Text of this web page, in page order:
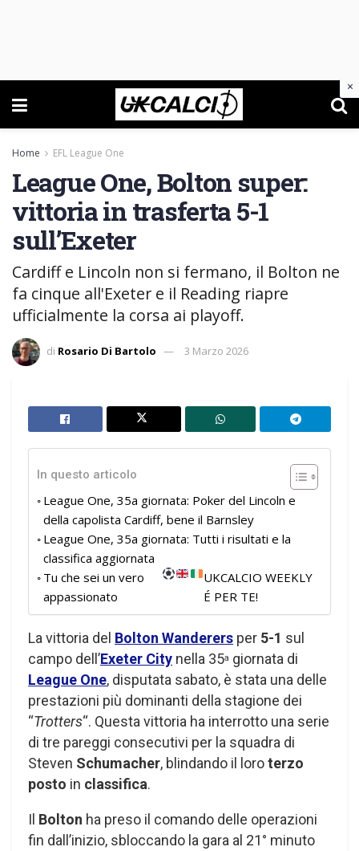
Home EFL League One
League One, Bolton super:
vittoria in trasferta 5-1
sull’Exeter
Cardiff e Lincoln non si fermano, il Bolton ne
fa cinque all'Exeter e il Reading riapre
ufficialmente la corsa ai playoff.
di Rosario Di Bartolo 3 Marzo 2026
In questo articolo
League One, 35a giornata: Poker del Lincoln e
della capolista Cardiff, bene il Barnsley
League One, 35a giornata: Tutti i risultati e la
classifica aggiornata
Tu che sei un vero
appassionato
UKCALCIO WEEKLY
É PER TE!
La vittoria del Bolton Wanderers per 5-1 sul
campo dell’Exeter City nella 35a giornata di
League One, disputata sabato, è stata una delle
prestazioni più dominanti della stagione dei
“Trotters“. Questa vittoria ha interrotto una serie
di tre pareggi consecutivi per la squadra di
Steven Schumacher, blindando il loroterzo
posto in classifica.
Il Bolton ha preso il comando delle operazioni
fin dall’inizio, sbloccando la gara al 21° minuto
×